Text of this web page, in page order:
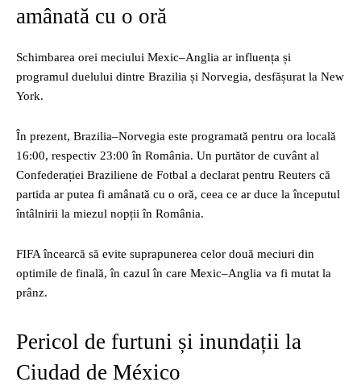
amânată cu o oră
Schimbarea orei meciului Mexic–Anglia ar influența și
programul duelului dintre Brazilia și Norvegia, desfășurat la New
York.
În prezent, Brazilia–Norvegia este programată pentru ora locală
16:00, respectiv 23:00 în România. Un purtător de cuvânt al
Confederației Braziliene de Fotbal a declarat pentru Reuters că
partida ar putea fi amânată cu o oră, ceea ce ar duce la începutul
întâlnirii la miezul nopții în România.
FIFA încearcă să evite suprapunerea celor două meciuri din
optimile de finală, în cazul în care Mexic–Anglia va fi mutat la
prânz.
Pericol de furtuni și inundații la
Ciudad de México